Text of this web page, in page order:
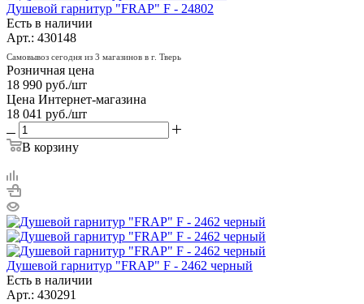
Душевой гарнитур "FRAP" F - 24802
Есть в наличии
Арт.: 430148
Самовывоз сегодня из 3 магазинов в г. Тверь
Розничная цена
18 990 руб./шт
Цена Интернет-магазина
18 041 руб./шт
В корзину
Душевой гарнитур "FRAP" F - 2462 черный
Есть в наличии
Арт.: 430291